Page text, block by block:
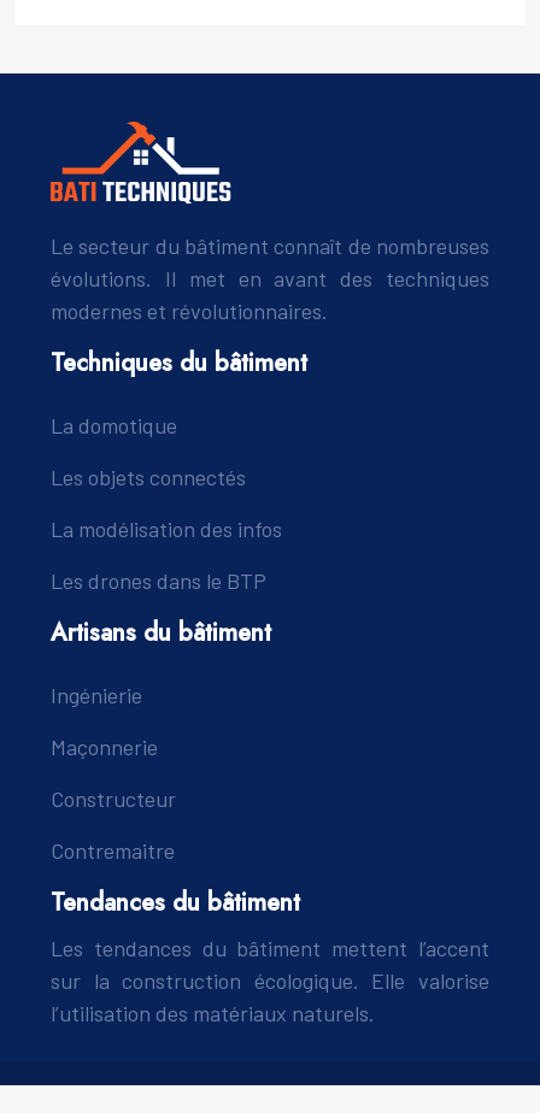
Le secteur du bâtiment connaît de nombreuses
évolutions. Il met en avant des techniques
modernes et révolutionnaires.
Techniques du bâtiment
La domotique
Les objets connectés
La modélisation des infos
Les drones dans le BTP
Artisans du bâtiment
Ingénierie
Maçonnerie
Constructeur
Contremaitre
Tendances du bâtiment
Les tendances du bâtiment mettent l’accent
sur la construction écologique. Elle valorise
l’utilisation des matériaux naturels.